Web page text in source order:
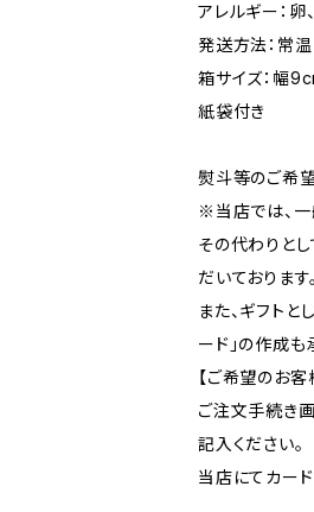
アレルギー：卵
発送方法：常温
箱サイズ：幅
紙袋付き
熨斗等のご希
※当店では、一
その代わりと
だいております。
また、ギフトと
ード」の作成も
【ご希望のお客
ご注文手続き
記入ください。
当店にてカー